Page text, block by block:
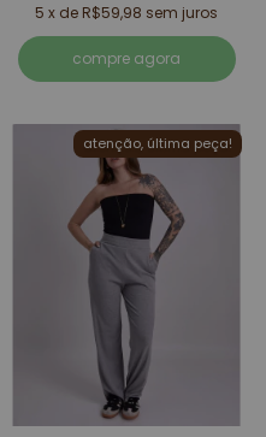
5 x de R$59,98 sem juros
compre agora
atenção, última peça!